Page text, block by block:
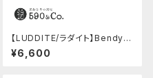
【LUDDITE/ラダイト】Bendy P
encase Essential / ADRIA L
eather (WK)
¥6,600